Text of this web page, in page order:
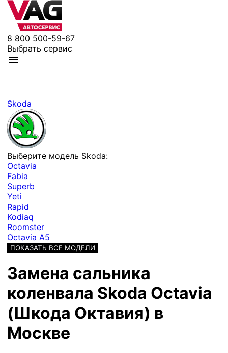
8 800 500-59-67
Выбрать сервис
Skoda
Выберите модель Skoda:
Octavia
Fabia
Superb
Yeti
Rapid
Kodiaq
Roomster
Octavia A5
ПОКАЗАТЬ ВСЕ МОДЕЛИ
Замена сальника
коленвала Skoda Octavia
(Шкода Октавия) в
Москве